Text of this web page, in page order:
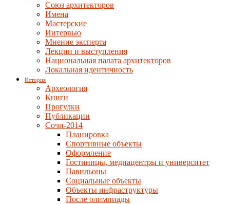
Союз архитекторов
Имена
Мастерские
Интервью
Мнение эксперта
Лекции и выступления
Национальная палата архитекторов
Локальная идентичность
История
Археология
Книги
Прогулки
Публикации
Сочи-2014
Планировка
Спортивные объекты
Оформление
Гостиницы, медиацентры и университет
Павильоны
Социальные объекты
Объекты инфраструктуры
После олимпиады